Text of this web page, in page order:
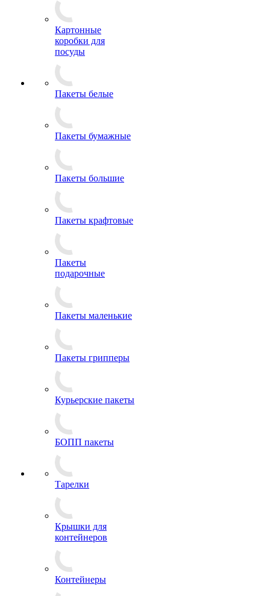
Картонные
коробки для
посуды
Пакеты белые
Пакеты бумажные
Пакеты большие
Пакеты крафтовые
Пакеты
подарочные
Пакеты маленькие
Пакеты грипперы
Курьерские пакеты
БОПП пакеты
Тарелки
Крышки для
контейнеров
Контейнеры